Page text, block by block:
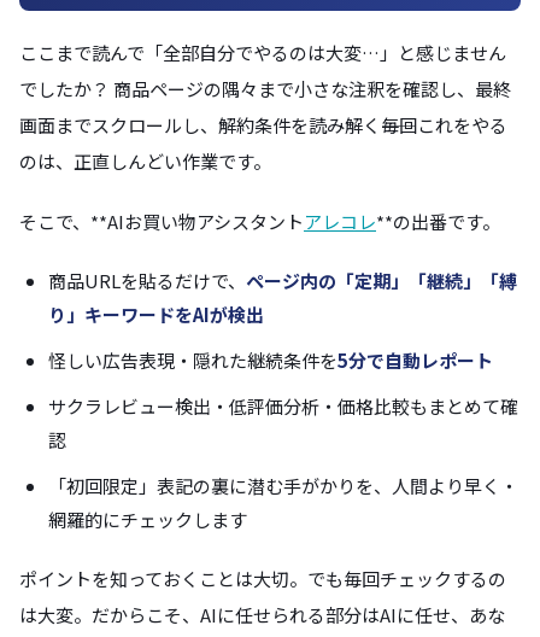
ここまで読んで「全部自分でやるのは大変…」と感じません
でしたか？ 商品ページの隅々まで小さな注釈を確認し、最終
画面までスクロールし、解約条件を読み解く――毎回これをやる
のは、正直しんどい作業です。
そこで、**AIお買い物アシスタントアレコレ**の出番です。
商品URLを貼るだけで、 ページ内の「定期」「継続」「縛
り」キーワードをAIが検出
怪しい広告表現・隠れた継続条件を5分で自動レポート
サクラレビュー検出・低評価分析・価格比較もまとめて確
認
「初回限定」表記の裏に潜む手がかりを、人間より早く・
網羅的にチェックします
ポイントを知っておくことは大切。でも毎回チェックするの
は大変。だからこそ、AIに任せられる部分はAIに任せ、あな